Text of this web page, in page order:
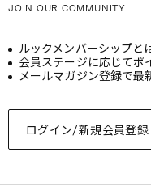
JOIN OUR COMMUNITY
ログイン/新規会員登録
ルックメンバーシップと
会員ステージに応じてポ
メールマガジン登録で最